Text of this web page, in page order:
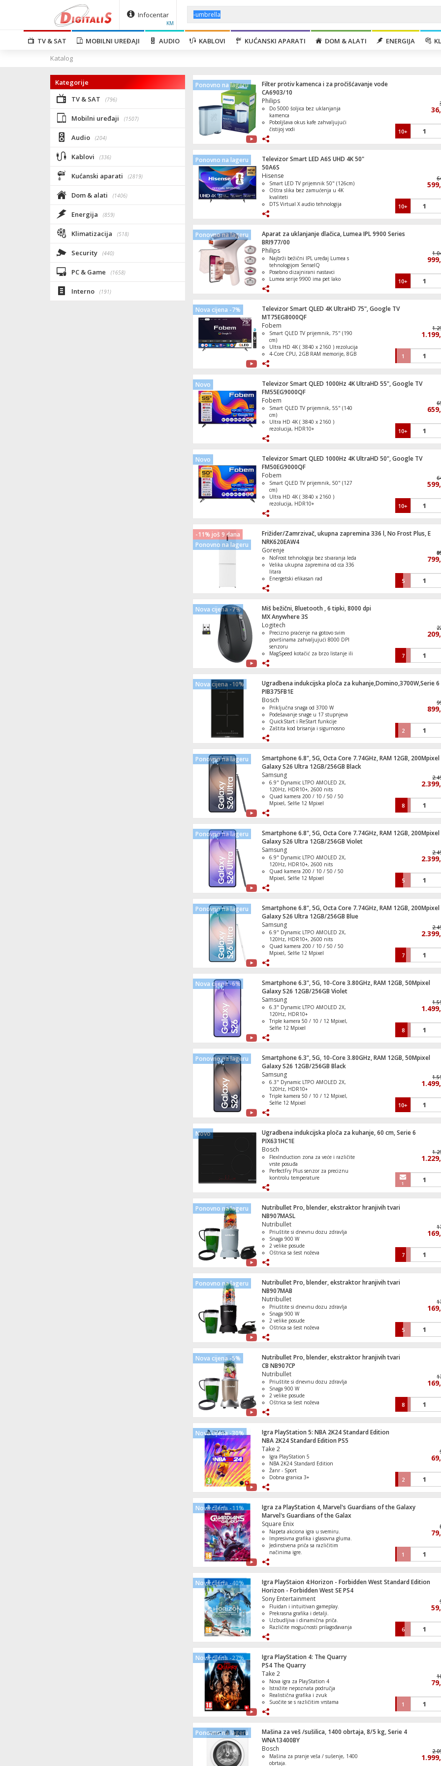
Infocentar
KM
TV & SAT MOBILNI UREĐAJI AUDIO KABLOVI KUĆANSKI APARATI DOM & ALATI ENERGIJA
Katalog
Kategorije
TV & SAT
(796)
Mobilni uređaji (1507)
Audio (204)
Kablovi (336)
Kućanski aparati (2819)
Dom & alati (1406)
Energija (859)
Klimatizacija (518)
Security (440)
PC & Game (1658)
Interno (191)
Ponovno na lageru
Filter protiv kamenca i za pročišćavanje vode
CA6903/10
Philips
Do 5000 šoljica bez uklanjanja
kamenca
Poboljšava okus kafe zahvaljujući
čistijoj vodi
kamenca
Jednostavna i brza zamjena
Produžava vijek trajanja aparata za
kafu
10+
Ponovno na lageru
Televizor Smart LED A6S UHD 4K 50"
50A6S
Hisense
Smart LED TV prijemnik 50" (126cm)
Oštra slika bez zamućenja u 4K
kvaliteti
DTS Virtual X audio tehnologija
VIDAA Smart platforma
10+
Ponovno na lageru
Aparat za uklanjanje dlačica, Lumea IPL 9900 Series
BRI977/00
Philips
Najbrži bežični IPL uređaj Lumea s
tehnologijom SenseIQ
Posebno dizajnirani nastavci
Lumea serije 9900 ima pet lako
Nježan tretman, čak i na osjetljivim
područjima
SmartSkin detektira vašu nijansu
kože
10+
Nova cijena -7%
Televizor Smart QLED 4K UltraHD 75", Google TV
MT75EG8000QF
Fobem
Smart QLED TV prijemnik, 75" (190
cm)
Ultra HD 4K ( 3840 x 2160 ) rezolucija
4-Core CPU, 2GB RAM memorije, 8GB
DVB- S2 / T2 / C tuner, H265 HEVC
Operativni sistem Google TV
1
Novo
Televizor Smart QLED 1000Hz 4K UltraHD 55", Google TV
FM55EG9000QF
Fobem
Smart QLED TV prijemnik, 55" (140
cm)
Ultra HD 4K ( 3840 x 2160 )
rezolucija, HDR10+
Refresh Rate 1000Hz
Operativni sistem Google TV
10+
Novo
Televizor Smart QLED 1000Hz 4K UltraHD 50", Google TV
FM50EG9000QF
Fobem
Smart QLED TV prijemnik, 50" (127
cm)
Ultra HD 4K ( 3840 x 2160 )
rezolucija, HDR10+
Refresh Rate 1000Hz
Operativni sistem Google TV
10+
-11% još 9 dana
Ponovno na lageru
Frižider/Zamrzivač, ukupna zapremina 336 l, No Frost Plus, E
NRK620EAW4
Gorenje
NoFrost tehnologija bez stvaranja leda
Velika ukupna zapremina od cca 336
litara
Energetski efikasan rad
Promjenjiv smjer otvaranja vrata za
lakšu prilagodbu prostoru
5
Nova cijena -7%
Miš bežični, Bluetooth , 6 tipki, 8000 dpi
MX Anywhere 3S
Logitech
Precizno praćenje na gotovo svim
površinama zahvaljujući 8000 DPI
senzoru
MagSpeed kotačić za brzo listanje ili
Tihi klikovi – idealno za rad u
zajedničkim prostorima
Dugotrajna baterija i USB-C punjenje
– do 70 dana rada na jedno punjenje
Bežična fleksibilnost – prebacivanje
između do tri uređaja i višestruka OS
podrška
7
Nova cijena -10%
Ugradbena indukcijska ploča za kuhanje,Domino,3700W,Serie 6
PIB375FB1E
Bosch
Priključna snaga od 3700 W
Podešavanje snage u 17 stupnjeva
QuickStart i ReStart funkcije
Zaštita kod brisanja i sigurnosno
Dječija sigurnosna brava i indikator
uključivanja
2
Ponovno na lageru
Smartphone 6.8", 5G, Octa Core 7.74GHz, RAM 12GB, 200Mpixel
Galaxy S26 Ultra 12GB/256GB Black
Samsung
6.9" Dynamic LTPO AMOLED 2X,
120Hz, HDR10+, 2600 nits
Quad kamera 200 / 10 / 50 / 50
Mpixel, Selfie 12 Mpixel
brzo punjenje 60 W
IP68 vodootporan ( 1.5 met. do 30
min. )
Operativni sistem Android 16, One UI
8.5
8
Ponovno na lageru
Smartphone 6.8", 5G, Octa Core 7.74GHz, RAM 12GB, 200Mpixel
Galaxy S26 Ultra 12GB/256GB Violet
Samsung
6.9" Dynamic LTPO AMOLED 2X,
120Hz, HDR10+, 2600 nits
Quad kamera 200 / 10 / 50 / 50
Mpixel, Selfie 12 Mpixel
brzo punjenje 60 W
IP68 vodootporan ( 1.5 met. do 30
min. )
Operativni sistem Android 16, One UI
8.5
5
Ponovno na lageru
Smartphone 6.8", 5G, Octa Core 7.74GHz, RAM 12GB, 200Mpixel
Galaxy S26 Ultra 12GB/256GB Blue
Samsung
6.9" Dynamic LTPO AMOLED 2X,
120Hz, HDR10+, 2600 nits
Quad kamera 200 / 10 / 50 / 50
Mpixel, Selfie 12 Mpixel
brzo punjenje 60 W
IP68 vodootporan ( 1.5 met. do 30
min. )
Operativni sistem Android 16, One UI
8.5
7
Nova cijena -6%
Smartphone 6.3", 5G, 10-Core 3.80GHz, RAM 12GB, 50Mpixel
Galaxy S26 12GB/256GB Violet
Samsung
6.3" Dynamic LTPO AMOLED 2X,
120Hz, HDR10+
Triple kamera 50 / 10 / 12 Mpixel,
Selfie 12 Mpixel
brzo punjenje 25 W
IP68 vodootporan ( 1.5 met. do 30
min. )
Operativni sistem Android 16, One UI
8.5
8
Ponovno na lageru
Smartphone 6.3", 5G, 10-Core 3.80GHz, RAM 12GB, 50Mpixel
Galaxy S26 12GB/256GB Black
Samsung
6.3" Dynamic LTPO AMOLED 2X,
120Hz, HDR10+
Triple kamera 50 / 10 / 12 Mpixel,
Selfie 12 Mpixel
brzo punjenje 25 W
IP68 vodootporan ( 1.5 met. do 30
min. )
Operativni sistem Android 16, One UI
8.5
10+
Novo
Ugradbena indukcijska ploča za kuhanje, 60 cm, Serie 6
PIX631HC1E
Bosch
FlexInduction zona za veće i različite
vrste posuđa
PerfectFry Plus senzor za preciznu
kontrolu temperature
17 nivoa snage
Home Connect i Smart Hood
Automatic povezivanje s napom
PowerBoost funkcija za izuzetno brzo
zagrijavanje
1
Ponovno na lageru
Nutribullet Pro, blender, ekstraktor hranjivih tvari
NB907MASL
Nutribullet
Priuštite si dnevnu dozu zdravlja
Snaga 900 W
2 velike posude
Oštrica sa šest noževa
7
Ponovno na lageru
Nutribullet Pro, blender, ekstraktor hranjivih tvari
NB907MAB
Nutribullet
Priuštite si dnevnu dozu zdravlja
Snaga 900 W
2 velike posude
Oštrica sa šest noževa
5
Nova cijena -5%
Nutribullet Pro, blender, ekstraktor hranjivih tvari
CB NB907CP
Nutribullet
Priuštite si dnevnu dozu zdravlja
Snaga 900 W
2 velike posude
Oštrica sa šest noževa
8
Nova cijena -30%
Igra PlayStation 5: NBA 2K24 Standard Edition
NBA 2K24 Standard Edition PS5
Take 2
Igra PlayStation 5
NBA 2K24 Standard Edition
Žanr - Sport
Dobna granica 3+
2
Nova cijena -11%
Igra za PlayStation 4, Marvel's Guardians of the Galaxy
Marvel's Guardians of the Galax
Square Enix
Napeta akciona igra u svemiru.
Impresivna grafika i glasovna gluma.
Jedinstvena priča sa različitim
načinima igre.
Singleplayer kampanja i multiplayer
mode.
1
Nova cijena -40%
Igra PlayStaion 4:Horizon - Forbidden West Standard Edition
Horizon - Forbidden West SE PS4
Sony Entertainment
Fluidan i intuitivan gameplay.
Prekrasna grafika i detalji.
Uzbudljiva i dinamična priča.
Različite mogućnosti prilagođavanja
Izazovni neprijatelji i stvorenja.
6
Nova cijena -27%
Igra PlayStation 4: The Quarry
PS4 The Quarry
Take 2
Nova igra za PlayStation 4
Istražite nepoznata područja
Realistična grafika i zvuk
Suočite se s različitim vrstama
Primjerena dobna granica: 18+
1
Ponovno na lageru
Mašina za veš /sušilica, 1400 obrtaja, 8/5 kg, Serie 4
WNA13400BY
Bosch
Mašina za pranje veša / sušenje, 1400
obrtaja.
Klima uređaj, 18000Btu, -15°C, R32,
WiFi, A++/A+
Mašina za veš, 1000 obrtaja, 6 kg veša, A
Slušalice, stereo, bežične, Bluetooth, NFC
Sušilica veša, kondenzacijska s toplinskom
Mašina za pranje suđa, 10 kompleta, 5
Zamrzivač ladičar, zapremina 238 lit., No
Frost, E
Zamrzivač / Škrinja zapremina 198 litara,
Igra PlayStaion 4:Horizon - Forbidden
Igra PlayStation 4: The Quarry
Mikser sa posudom, 450W, 5 brzina,
Strujni razdjeljnik, 2 x Shuko utičnica